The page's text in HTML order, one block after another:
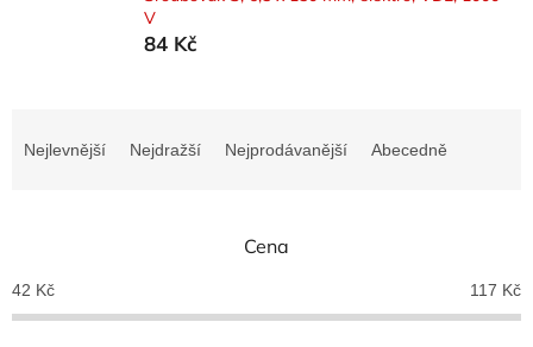
V
84 Kč
p
r
o
Nejlevnější Nejdražší Nejprodávanější Abecedně
Cena
42 Kč 117 Kč